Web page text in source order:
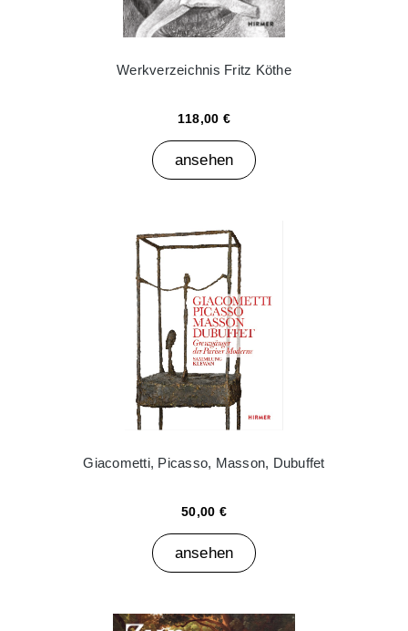
Werkverzeichnis Fritz Köthe
118,00 €
ansehen
Giacometti, Picasso, Masson, Dubuffet
50,00 €
ansehen